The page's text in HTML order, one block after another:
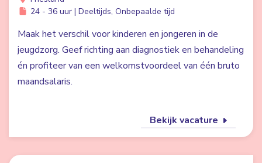
24 - 36 uur | Deeltijds, Onbepaalde tijd
Maak het verschil voor kinderen en jongeren in de
jeugdzorg. Geef richting aan diagnostiek en behandeling
én profiteer van een welkomstvoordeel van één bruto
maandsalaris.
Bekijk vacature